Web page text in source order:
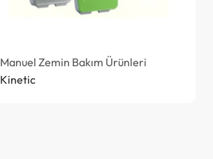
Manuel Zemin Bakım Ürünleri
Kinetic